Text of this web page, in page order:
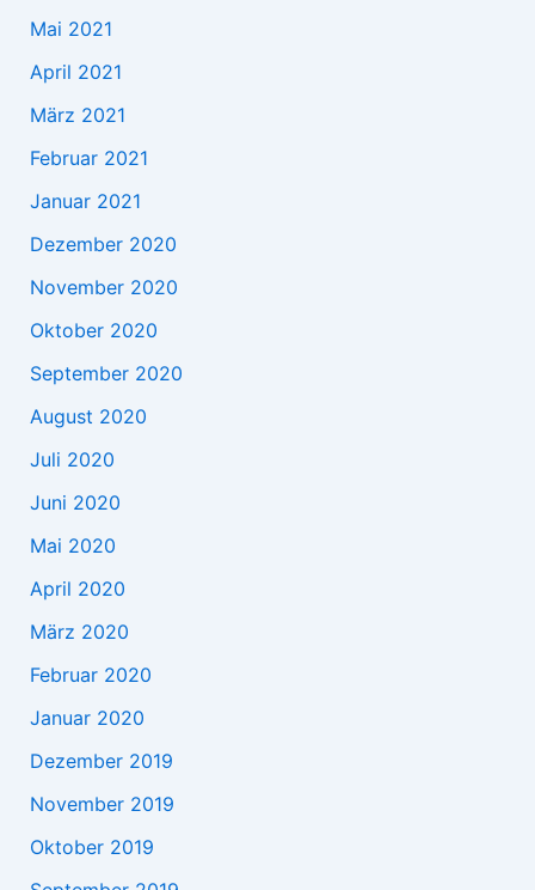
Mai 2021
April 2021
März 2021
Februar 2021
Januar 2021
Dezember 2020
November 2020
Oktober 2020
September 2020
August 2020
Juli 2020
Juni 2020
Mai 2020
April 2020
März 2020
Februar 2020
Januar 2020
Dezember 2019
November 2019
Oktober 2019